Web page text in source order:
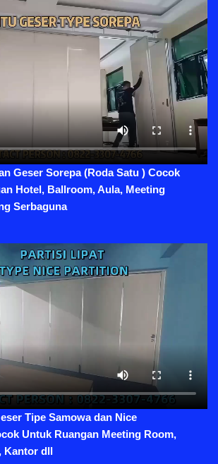
Geser Sorepa (Roda Satu ) Cocok
Hotel, Ballroom, Aula, Meeting
Serbaguna
Tipe Samowa dan Nice
Untuk Ruangan Meeting Room,
Kantor dll